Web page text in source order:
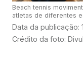
Beach tennis
atletas de diferentes
Data da publicação:
Crédito da foto: